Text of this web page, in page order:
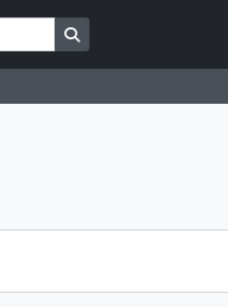
Busque na página